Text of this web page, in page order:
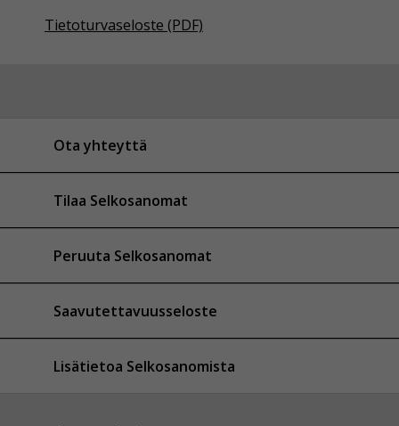
Tietoturvaseloste (PDF)
Ota yhteyttä
Tilaa Selkosanomat
Peruuta Selkosanomat
Saavutettavuusseloste
Lisätietoa Selkosanomista